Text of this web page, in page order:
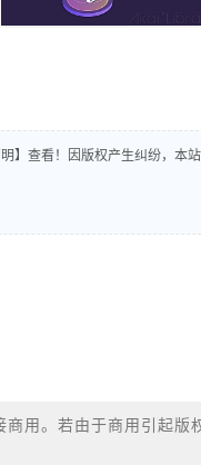
】查看！因版权产生纠纷，本站
商用。若由于商用引起版